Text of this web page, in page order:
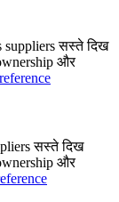
सस्ते दिख
और
सस्ते दिख
और